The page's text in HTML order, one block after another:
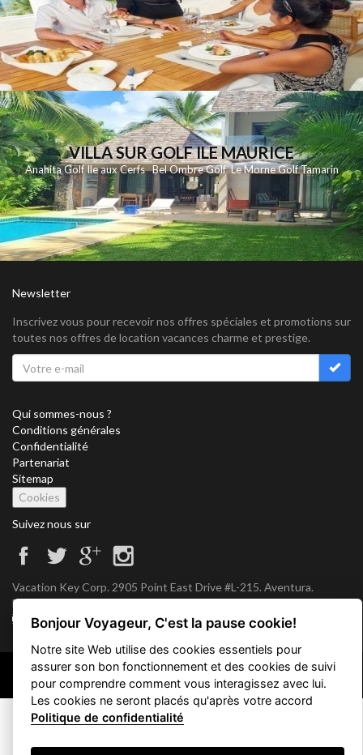
VILLA SUR GOLF ILE MAURICE
Anahita Golf Ile aux Cerfs Bel Ombre Golf Le Morne Golf Tamarin
Newsletter
Inscrivez vous pour recevoir nos offres spéciales et promotions sur
toutes nos offres de location vacances charme et prestige.
Qui sommes-nous ?
Conditions générales
Confidentialité
Partenariat
Sitemap
Cookies
Suivez nous sur
Vacation Key Corp. 2905 Point East Drive #L-215. Aventura.
FLORIDA 33160.
info@vacationkey.com
Copyright © 2026 Vacation Key Corp.
Bonjour Voyageur, C'est la pause cookie!
Notre site Web utilise des cookies essentiels pour
assurer son bon fonctionnement et des cookies de suivi
pour comprendre comment vous interagissez avec lui.
Les cookies ne seront placés qu'après votre accord
Politique de confidentialité